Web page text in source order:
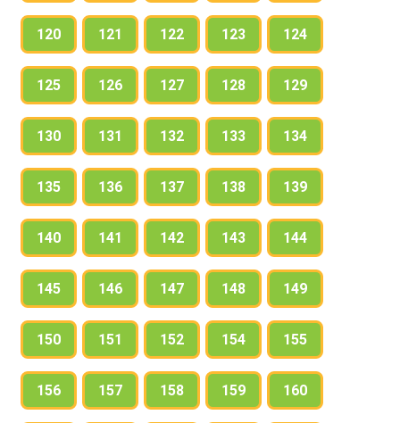
120 121 122 123 124
125 126 127 128 129
130 131 132 133 134
135 136 137 138 139
140 141 142 143 144
145 146 147 148 149
150 151 152 154 155
156 157 158 159 160